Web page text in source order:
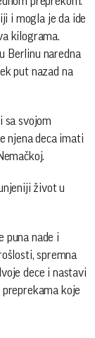
i mogla je da ide
kilograma.
Berlinu naredna
put nazad na
sa svojom
njena deca imati
život u
puna nade i
spremna
dece i nastavi
koje